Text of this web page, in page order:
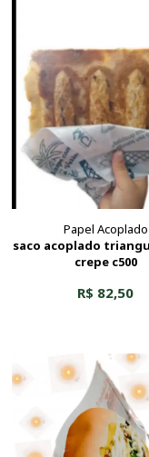
Papel Acoplado
saco acoplado
crepe c500
R$ 82,50